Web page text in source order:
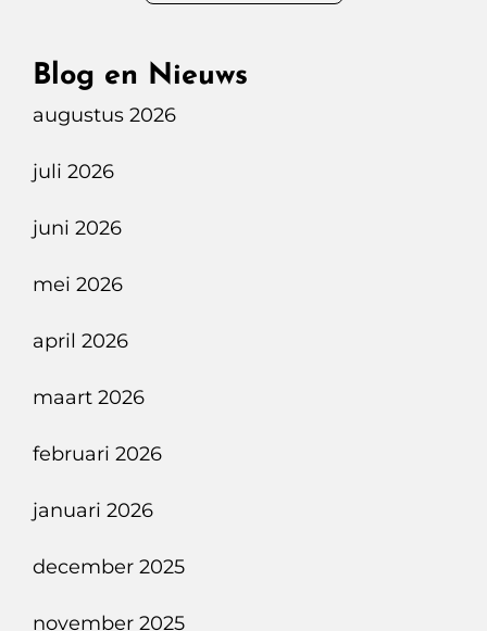
Stille
Blog en Nieuws
augustus 2026
juli 2026
juni 2026
mei 2026
april 2026
maart 2026
februari 2026
januari 2026
december 2025
november 2025